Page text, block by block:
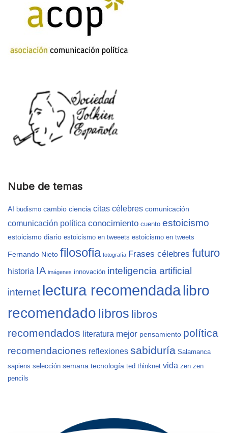
Nube de temas
AI budismo cambio ciencia citas célebres comunicación
comunicación política conocimiento cuento estoicismo
estoicismo diario estoicismo en tweeets estoicismo en tweets
Fernando Nieto filosofia fotografía Frases célebres futuro
historia IA imágenes innovación inteligencia artificial
internet lectura recomendadalibro
recomendado libros libros
recomendados literatura mejor pensamiento política
recomendaciones reflexiones sabiduría Salamanca
sapiens selección semana tecnología ted thinknet vida zen zen
pencils